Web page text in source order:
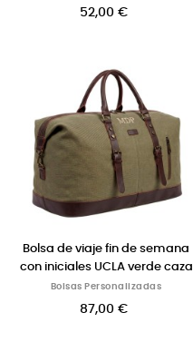
52,00 €
Bolsa de viaje fin de semana
con iniciales UCLA verde caza
Bolsas Personalizadas
87,00 €